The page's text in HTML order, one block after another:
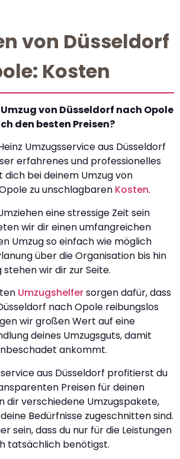
von Düsseldorf
Kosten
von Düsseldorf nach Opole
den besten Preisen?
Umzugsservice aus Düsseldorf
erfahrenes und professionelles
bei deinem Umzug von
zu unschlagbaren Kosten.
eine stressige Zeit sein
wir dir einen umfangreichen
Umzug so einfach wie möglich
über die Organisation bis hin
wir dir zur Seite.
Umzugshelfersorgen dafür, dass
nach Opole reibungslos
wir großen Wert auf eine
deines Umzugsguts, damit
ankommt.
aus Düsseldorf profitierst du
Preisen für deinen
dir verschiedene Umzugspakete,
Bedürfnisse zugeschnitten sind.
sein, dass du nur für die Leistungen
tatsächlich benötigst.